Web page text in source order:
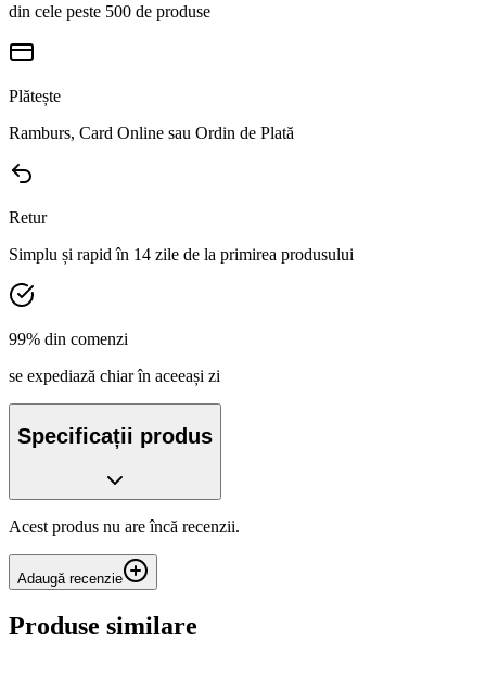
din cele peste 500 de produse
Plătește
Ramburs, Card Online sau Ordin de Plată
Retur
Simplu și rapid în 14 zile de la primirea produsului
99% din comenzi
se expediază chiar în aceeași zi
Specificații produs
Acest produs nu are încă recenzii.
Adaugă recenzie
Produse similare